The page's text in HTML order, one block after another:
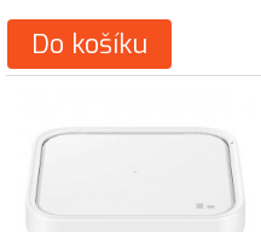
Do košíku